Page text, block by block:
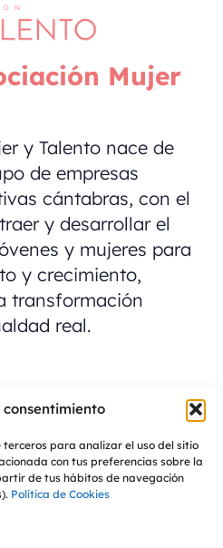
para analizar el uso del sitio
con tus preferencias sobre la
de tus hábitos de navegación
Política de Cookies
Mujer
y Talento nace de
de empresas
cántabras, con el
y desarrollar el
y mujeres para
y crecimiento,
transformación
real.
convencidos
Queremos
oportunidades, por
y lleno de